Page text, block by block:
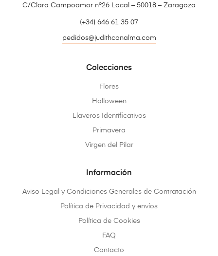
C/Clara Campoamor nº26 Local – 50018 – Zaragoza
(+34) 646 61 35 07
pedidos@judithconalma.com
Colecciones
Flores
Halloween
Llaveros Identificativos
Primavera
Virgen del Pilar
Información
Aviso Legal y Condiciones Generales de Contratación
Política de Privacidad y envíos
Política de Cookies
FAQ
Contacto